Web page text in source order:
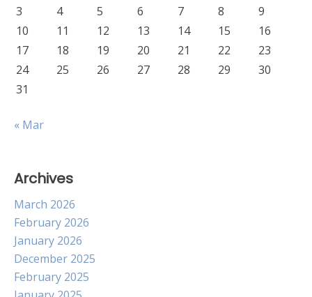
3
4 5 6 7 8
9
10
11 12 13 14 15
16
17
18 19 20 21 22
23
24
25 26 27 28 29
30
31
« Mar
Archives
March 2026
February 2026
January 2026
December 2025
February 2025